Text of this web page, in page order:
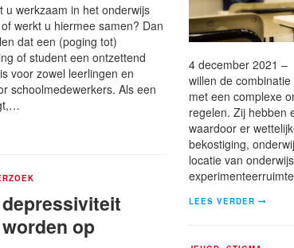
u werkzaam in het onderwijs
werkt u hiermee samen? Dan
dat een (poging tot)
of student een ontzettend
voor zowel leerlingen en
schoolmedewerkers. Als een
4 december 2021 –
willen de
met een complexe
regelen. Zij hebben
waardoor er
bekostiging,
locatie van
LEES VERDER
op